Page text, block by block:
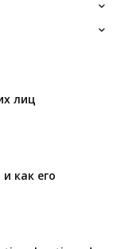
лиц
как его